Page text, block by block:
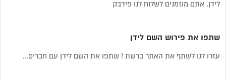
לידן, אתם מוזמנים לשלוח לנו פידבק
שתפו את פירוש השם לידן
עזרו לנו לשתף את האתר ברשת ! שתפו את השם לידן עם חברים...